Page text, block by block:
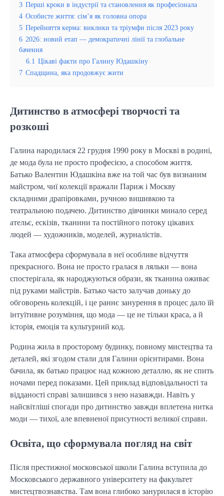
3 Перші кроки в індустрії та становлення як професіонала
4 Особисте життя: сім’я як головна опора
5 Перейняття керма: виклики та тріумфи після 2023 року
6 2026: новий етап — демократичні лінії та глобальне
бачення
6.1 Цікаві факти про Галину Юдашкіну
7 Спадщина, яка продовжує жити
Дитинство в атмосфері творчості та
розкоші
Галина народилася 22 грудня 1990 року в Москві в родині,
де мода була не просто професією, а способом життя.
Батько Валентин Юдашкіна вже на той час був визнаним
майстром, чиї колекції вражали Париж і Москву
складними драпіровками, ручною вишивкою та
театральною подачею. Дитинство дівчинки минало серед
ательє, ескізів, тканини та постійного потоку цікавих
людей — художників, моделей, журналістів.
Така атмосфера сформувала в неї особливе відчуття
прекрасного. Вона не просто гралася в ляльки — вона
спостерігала, як народжуються образи, як тканина оживає
під руками майстрів. Батько часто залучав доньку до
обговорень колекцій, і це раннє занурення в процес дало їй
інтуїтивне розуміння, що мода — це не тільки краса, а й
історія, емоція та культурний код.
Родина жила в просторому будинку, повному мистецтва та
деталей, які згодом стали для Галини орієнтирами. Вона
бачила, як батько працює над кожною деталлю, як не спить
ночами перед показами. Цей приклад відповідальності та
відданості справі залишився з нею назавжди. Навіть у
найсвітліші спогади про дитинство завжди вплетена нитка
моди — тихої, але впевненої присутності великої справи.
Освіта, що сформувала погляд на світ
Після престижної московської школи Галина вступила до
Московського державного університету на факультет
мистецтвознавства. Там вона глибоко занурилася в історію